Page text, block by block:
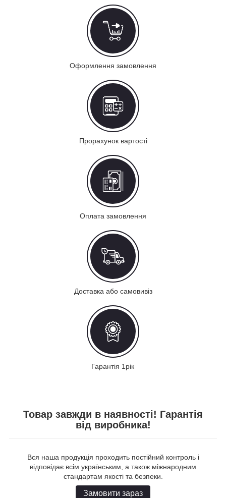
Оформлення замовлення
Прорахунок вартості
Оплата замовлення
Доставка або самовивіз
Гарантія 1рік
Товар завжди в наявності! Гарантія
від виробника!
Вся наша продукція проходить постійний контроль і
відповідає всім українським, а також міжнародним
стандартам якості та безпеки.
Замовити зараз